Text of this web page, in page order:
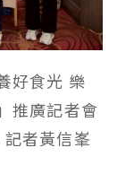
好食光 樂
推廣記者會
者黃信峯